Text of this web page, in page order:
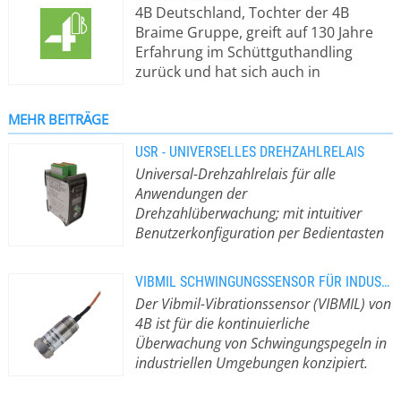
4B Deutschland, Tochter der 4B
Braime Gruppe, greift auf 130 Jahre
Erfahrung im Schüttguthandling
zurück und hat sich auch in
hochqualitativer, innovativer und
zuverlässiger Transport- und
Förderkomponenten für Industrie
und Landwirtschaft etabliert. Wenn es
um Elevatorbecher, geschmiedete
Gabelketten, ATEX-Schutzsysteme
Elevator- und Fördersystemen geht,
ist 4B das Unternehmen Ihrer Wahl.
Als professioneller Partner für
Anlagenbauer von Elevatoren und
Förderern unterstützt 4B seine
Kunden bei der Überholung
MEHR BEITRÄGE
USR - UNIVERSELLES DREHZAHLRELAIS
Universal-Drehzahlrelais für alle
Anwendungen der
Drehzahlüberwachung; mit intuitiver
Benutzerkonfiguration per Bedientasten
Halbleiterausgang mit individueller
Überwachung des Drehzahlbereichs4B’s
USR Speed Relay ist ein
mikroprozessorgesteuerter digitaler
Geschwindigkeitsmonitor zur
Verwendung mit NPN/PNP-Sensoren
VIBMIL SCHWINGUNGSSENSOR FÜR INDUSTRIEANWENDUNGEN
Der Vibmil-Vibrationssensor (VIBMIL) von
4B ist für die kontinuierliche
Überwachung von Schwingungspegeln in
industriellen Umgebungen konzipiert.